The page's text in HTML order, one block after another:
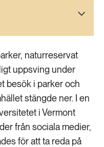
naturreservat
uppsving under
besök i parker och
stängde ner. I en
i Vermont
från sociala medier,
för att ta reda på